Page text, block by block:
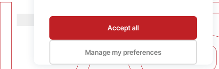
Accept all
Manage my preferences